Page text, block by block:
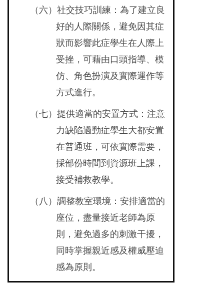
（六）社交技巧訓練：為了建立良
好的人際關係，避免因其症
狀而影響此症學生在人際上
受挫，可藉由口頭指導、模
仿、角色扮演及實際運作等
方式進行。
（七）提供適當的安置方式：注意
力缺陷過動症學生大都安置
在普通班，可依實際需要，
採部份時間到資源班上課，
接受補救教學。
（八）調整教室環境：安排適當的
座位，盡量接近老師為原
則，避免過多的刺激干擾，
同時掌握親近感及權威壓迫
感為原則。